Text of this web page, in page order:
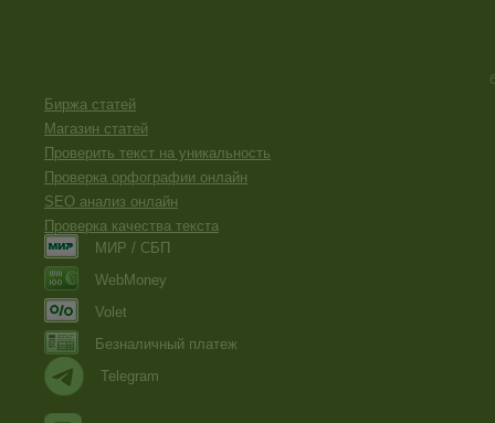
Биржа статей
Магазин статей
Проверить текст на уникальность
Проверка орфографии онлайн
SEO анализ онлайн
Проверка качества текста
МИР / СБП
WebMoney
Volet
Безналичный платеж
Telegram